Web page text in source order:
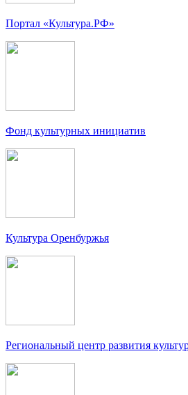
Портал «Культура.РФ»
Фонд культурных инициатив
Культура Оренбуржья
Региональный центр развития